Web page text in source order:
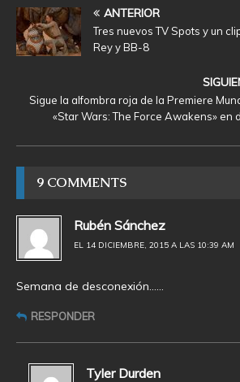
ANTERIOR
Tres nuevos TV Spots y un
Rey y BB-8
Sigue la alfombra roja de la Premiere
«Star Wars: The Force Awakens» en
9 COMMENTS
Rubén Sánchez
EL 14 DICIEMBRE, 2015 A LAS 10:39 AM
Semana de desconexión……
RESPONDER
Tyler Durden